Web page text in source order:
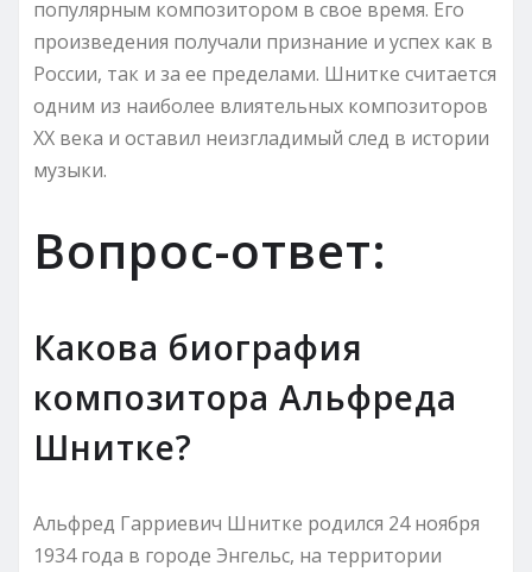
популярным композитором в свое время. Его
произведения получали признание и успех как в
России, так и за ее пределами. Шнитке считается
одним из наиболее влиятельных композиторов
XX века и оставил неизгладимый след в истории
музыки.
Вопрос-ответ:
Какова биография
композитора Альфреда
Шнитке?
Альфред Гарриевич Шнитке родился 24 ноября
1934 года в городе Энгельс, на территории